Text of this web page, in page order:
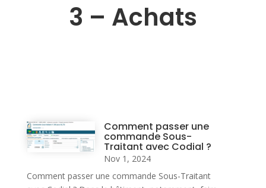
3 – Achats
Comment passer une
commande Sous-
Traitant avec Codial ?
Nov 1, 2024
Comment passer une commande Sous-Traitant